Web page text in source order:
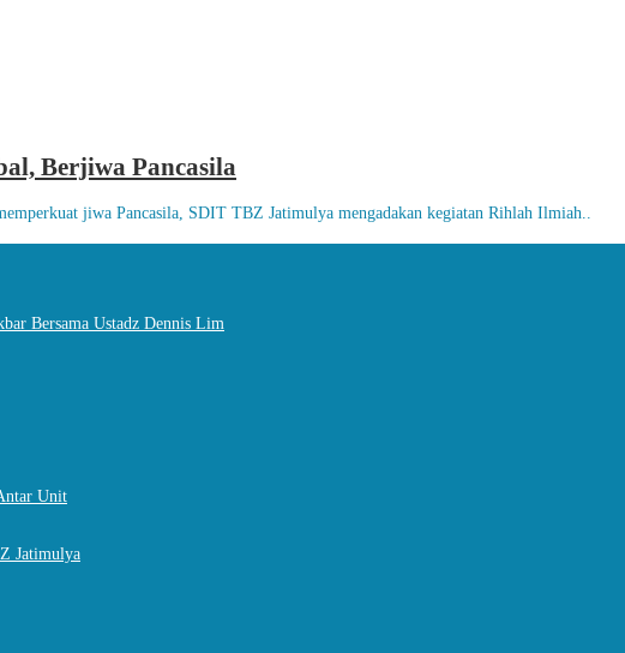
Berjiwa Pancasila
jiwa Pancasila, SDIT TBZ Jatimulya mengadakan kegiatan Rihlah Ilmiah..
Bersama Ustadz Dennis Lim
Unit
Jatimulya